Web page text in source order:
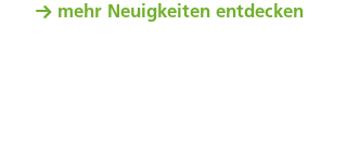
mehr Neuigkeiten entdecken